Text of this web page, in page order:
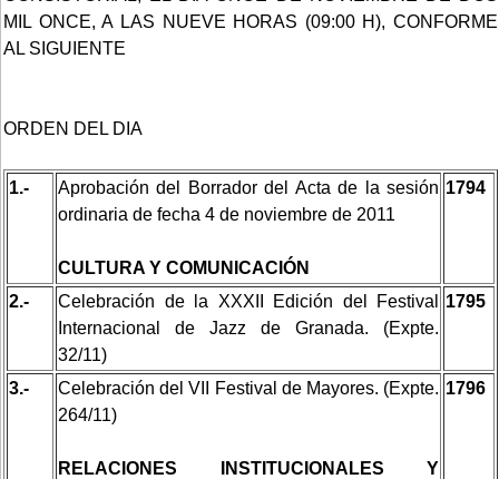
MIL ONCE, A LAS NUEVE HORAS (09:00 H), CONFORME
AL SIGUIENTE
ORDEN DEL DIA
1.-
Aprobación del Borrador del Acta de la sesión
ordinaria de fecha 4 de noviembre de 2011
CULTURA Y COMUNICACIÓN
1794
2.-
Celebración de la XXXII Edición del Festival
Internacional de Jazz de Granada. (Expte.
32/11)
1795
3.-
Celebración del VII Festival de Mayores. (Expte.
264/11)
RELACIONES INSTITUCIONALES Y
1796